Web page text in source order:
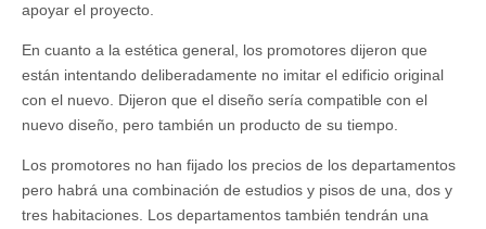
apoyar el proyecto.
En cuanto a la estética general, los promotores dijeron que
están intentando deliberadamente no imitar el edificio original
con el nuevo. Dijeron que el diseño sería compatible con el
nuevo diseño, pero también un producto de su tiempo.
Los promotores no han fijado los precios de los departamentos
pero habrá una combinación de estudios y pisos de una, dos y
tres habitaciones. Los departamentos también tendrán una